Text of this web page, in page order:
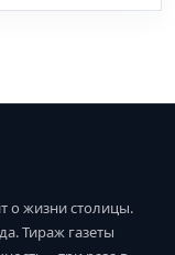
о жизни столицы.
Тираж газеты